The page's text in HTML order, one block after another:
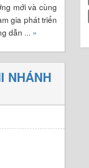
mới và cùng
gia phát triển
dẫn ... »
NHÁNH